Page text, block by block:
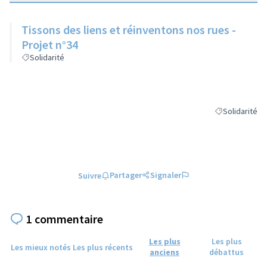
Tissons des liens et réinventons nos rues -
Projet n°34
Solidarité
Filtrer les
Solidarité
Suivre Partager Signaler
1 commentaire
Les mieux notés Les plus récents
Les plus
anciens
Les plus
débattus